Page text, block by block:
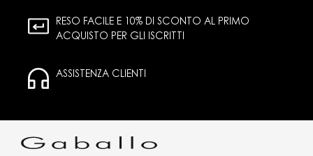
RESO FACILE E 10% DI SCONTO AL PRIMO
ACQUISTO PER GLI ISCRITTI
ASSISTENZA CLIENTI